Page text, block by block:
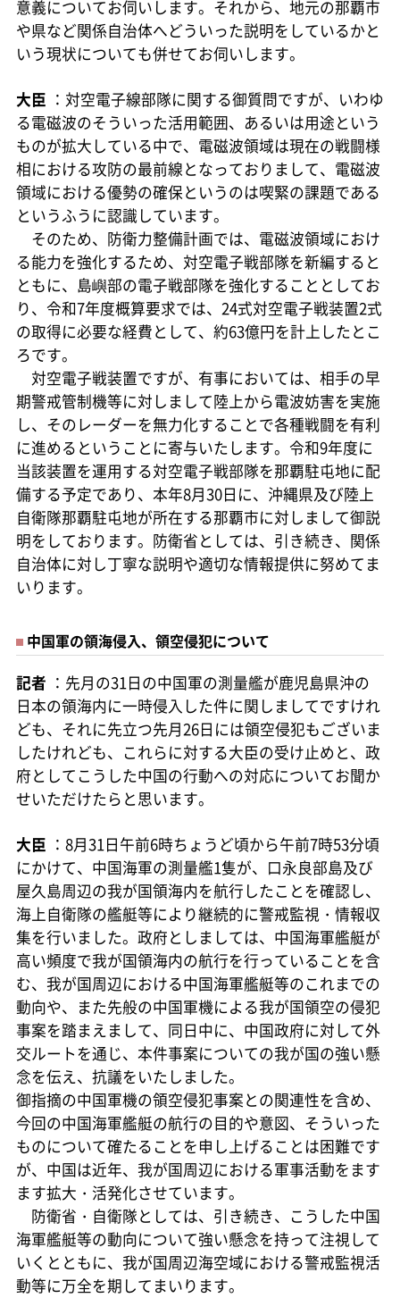
意義についてお伺いします。それから、地元の那覇市
や県など関係自治体へどういった説明をしているかと
いう現状についても併せてお伺いします。
大臣 ：対空電子線部隊に関する御質問ですが、いわゆ
る電磁波のそういった活用範囲、あるいは用途という
ものが拡大している中で、電磁波領域は現在の戦闘様
相における攻防の最前線となっておりまして、電磁波
領域における優勢の確保というのは喫緊の課題である
というふうに認識しています。
そのため、防衛力整備計画では、電磁波領域におけ
る能力を強化するため、対空電子戦部隊を新編すると
ともに、島嶼部の電子戦部隊を強化することとしてお
り、令和7年度概算要求では、24式対空電子戦装置2式
の取得に必要な経費として、約63億円を計上したとこ
ろです。
対空電子戦装置ですが、有事においては、相手の早
期警戒管制機等に対しまして陸上から電波妨害を実施
し、そのレーダーを無力化することで各種戦闘を有利
に進めるということに寄与いたします。令和9年度に
当該装置を運用する対空電子戦部隊を那覇駐屯地に配
備する予定であり、本年8月30日に、沖縄県及び陸上
自衛隊那覇駐屯地が所在する那覇市に対しまして御説
明をしております。防衛省としては、引き続き、関係
自治体に対し丁寧な説明や適切な情報提供に努めてま
いります。
中国軍の領海侵入、領空侵犯について
記者 ：先月の31日の中国軍の測量艦が鹿児島県沖の
日本の領海内に一時侵入した件に関しましてですけれ
ども、それに先立つ先月26日には領空侵犯もございま
したけれども、これらに対する大臣の受け止めと、政
府としてこうした中国の行動への対応についてお聞か
せいただけたらと思います。
大臣 ：8月31日午前6時ちょうど頃から午前7時53分頃
にかけて、中国海軍の測量艦1隻が、口永良部島及び
屋久島周辺の我が国領海内を航行したことを確認し、
海上自衛隊の艦艇等により継続的に警戒監視・情報収
集を行いました。政府としましては、中国海軍艦艇が
高い頻度で我が国領海内の航行を行っていることを含
む、我が国周辺における中国海軍艦艇等のこれまでの
動向や、また先般の中国軍機による我が国領空の侵犯
事案を踏まえまして、同日中に、中国政府に対して外
交ルートを通じ、本件事案についての我が国の強い懸
念を伝え、抗議をいたしました。
御指摘の中国軍機の領空侵犯事案との関連性を含め、
今回の中国海軍艦艇の航行の目的や意図、そういった
ものについて確たることを申し上げることは困難です
が、中国は近年、我が国周辺における軍事活動をます
ます拡大・活発化させています。
防衛省・自衛隊としては、引き続き、こうした中国
海軍艦艇等の動向について強い懸念を持って注視して
いくとともに、我が国周辺海空域における警戒監視活
動等に万全を期してまいります。